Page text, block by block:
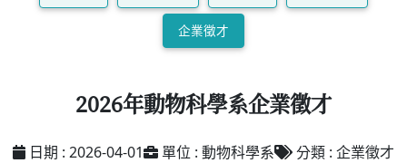
企業徵才
2026年動物科學系企業徵才
日期 : 2026-04-01 單位 : 動物科學系
分類 : 企業徵才